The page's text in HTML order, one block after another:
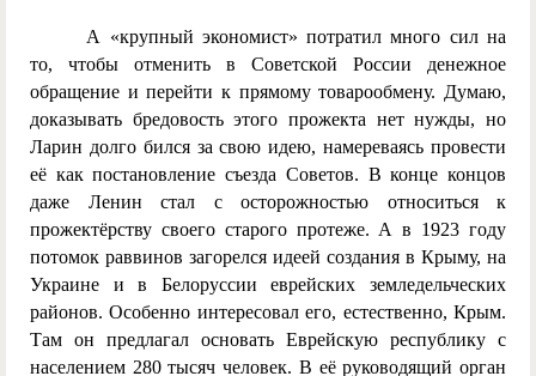
А «крупный экономист» потратил много сил на
то, чтобы отменить в Советской России денежное
обращение и перейти к прямому товарообмену. Думаю,
доказывать бредовость этого прожекта нет нужды, но
Ларин долго бился за свою идею, намереваясь провести
её как постановление съезда Советов. В конце концов
даже Ленин стал с осторожностью относиться к
прожектёрству своего старого протеже. А в 1923 году
потомок раввинов загорелся идеей создания в Крыму, на
Украине и в Белоруссии еврейских земледельческих
районов. Особенно интересовал его, естественно, Крым.
Там он предлагал основать Еврейскую республику с
населением 280 тысяч человек. В её руководящий орган